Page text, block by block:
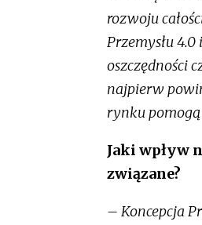
rozwoju
Przemysłu
oszczędności
najpierw
rynku
Jaki wpływ
związane?
– Koncepcja